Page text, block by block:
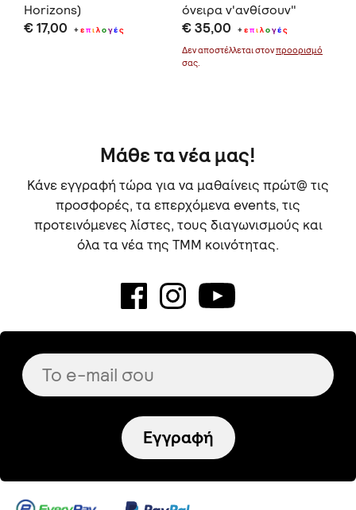
Horizons)
€ 17,00 +επιλογές
όνειρα ν'ανθίσουν"
1200ml
€ 35,00 +επιλογές
Δεν αποστέλλεται στονπροορισμό
σας.
Μάθε τα νέα μας!
Κάνε εγγραφή τώρα για να μαθαίνεις πρώτ@ τις
προσφορές, τα επερχόμενα events, τις
προτεινόμενες λίστες, τους διαγωνισμούς και
όλα τα νέα της TMM κοινότητας.
Εγγραφή